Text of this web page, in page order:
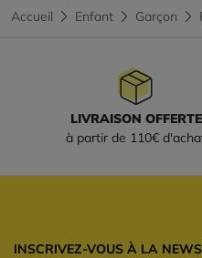
Accueil Enfant Garçon
LIVRAISON OFFERTE
à partir de 110€
INSCRIVEZ-VOUS À LA